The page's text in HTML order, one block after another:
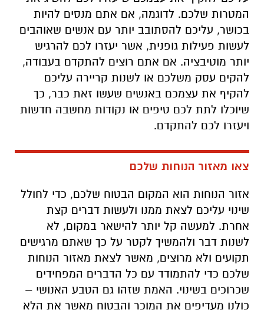
המטרות שלכם. לדוגמה, אם אתם מנסים להיות
בכושר, עליכם להסתובב יותר עם אנשים שאוהבים
לעשות פעילות גופנית, אשר יעזרו לכם להרגיש
יותר מוטיבציה. אם אתם רוצים להתקדם בעבודה,
להקים עסק משלכם או לשנות קריירה עליכם
להקיף את עצמכם באנשים שעשו זאת כבר, כך
שיוכלו לתת לכם טיפים או נקודות מחשבה חדשות
ויעזרו לכם להתקדם.
צאו מאזור הנוחות שלכם
אזור הנוחות הוא המקום הבטוח שלכם, כדי לחולל
שינוי עליכם לצאת ממנו ולעשות דברים קצת
אחרת. למעשה קל יותר להישאר במקום, לא
לשנות דבר ולהמשיך לקטר על כך שאתם מרגישים
תקועים ולא מרוצים, מאשר לצאת מאזור הנוחות
שלכם כדי להתמודד עם כל הדברים המפחידים
שכרוכים בשינוי. האמת שזהו גם הטבע האנושי –
כולנו מעדיפים את המוכר והבטוח מאשר את הלא